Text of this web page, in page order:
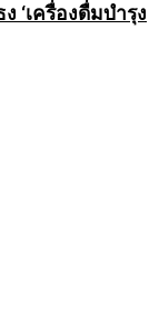
‘เครื่องดื่มบำรุง